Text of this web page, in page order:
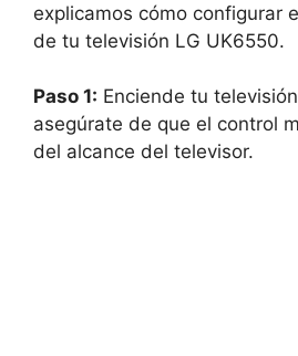
explicamos cómo configurar
de tu televisión LG UK6550.
Paso 1: Enciende tu
asegúrate de que el control
del alcance del televisor.